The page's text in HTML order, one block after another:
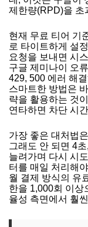
제한량(RPD)을 초
현재 무료 티어 기
로 타이트하게 설
요청을 보내면 시
구글 제미나이 오
429, 500 에러 해
스마트한 방법은
략을 활용하는 것
연타하면 차단 시
가장 좋은 대처법
그래도 안 되면 4
늘려가며 다시 시
터를 매일 처리해
월 결제 방식의 유
한을 1,000회 이상
율성 측면에서 훨